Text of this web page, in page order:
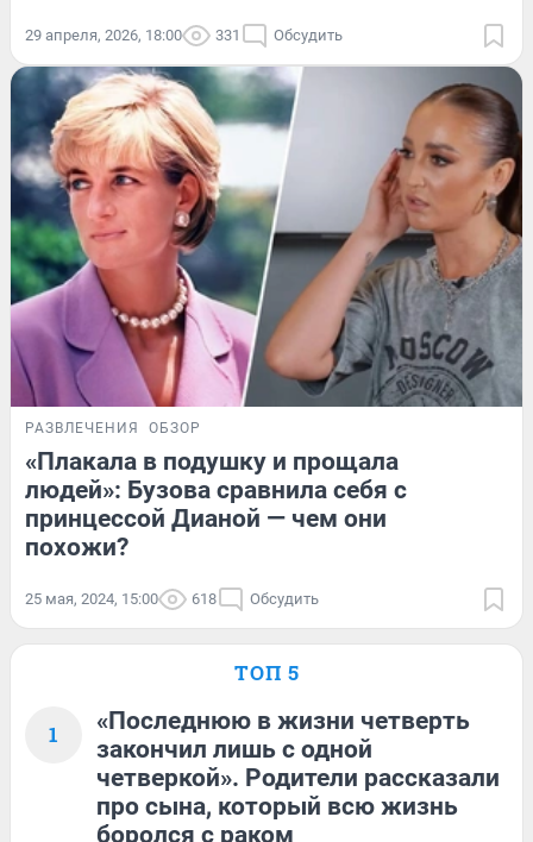
29 апреля, 2026, 18:00 331 Обсудить
РАЗВЛЕЧЕНИЯ ОБЗОР
«Плакала в подушку и прощала
людей»: Бузова сравнила себя с
принцессой Дианой — чем они
похожи?
25 мая, 2024, 15:00 618 Обсудить
ТОП 5
1
«Последнюю в жизни четверть
закончил лишь с одной
четверкой». Родители рассказали
про сына, который всю жизнь
боролся с раком